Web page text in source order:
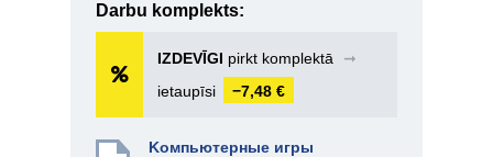
Darbu komplekts:
IZDEVĪGI pirkt komplektā
➞
ietaupīsi
−7,48 €
Kомпьютерные игры